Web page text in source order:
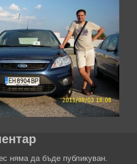
няма да бъде публикуван.